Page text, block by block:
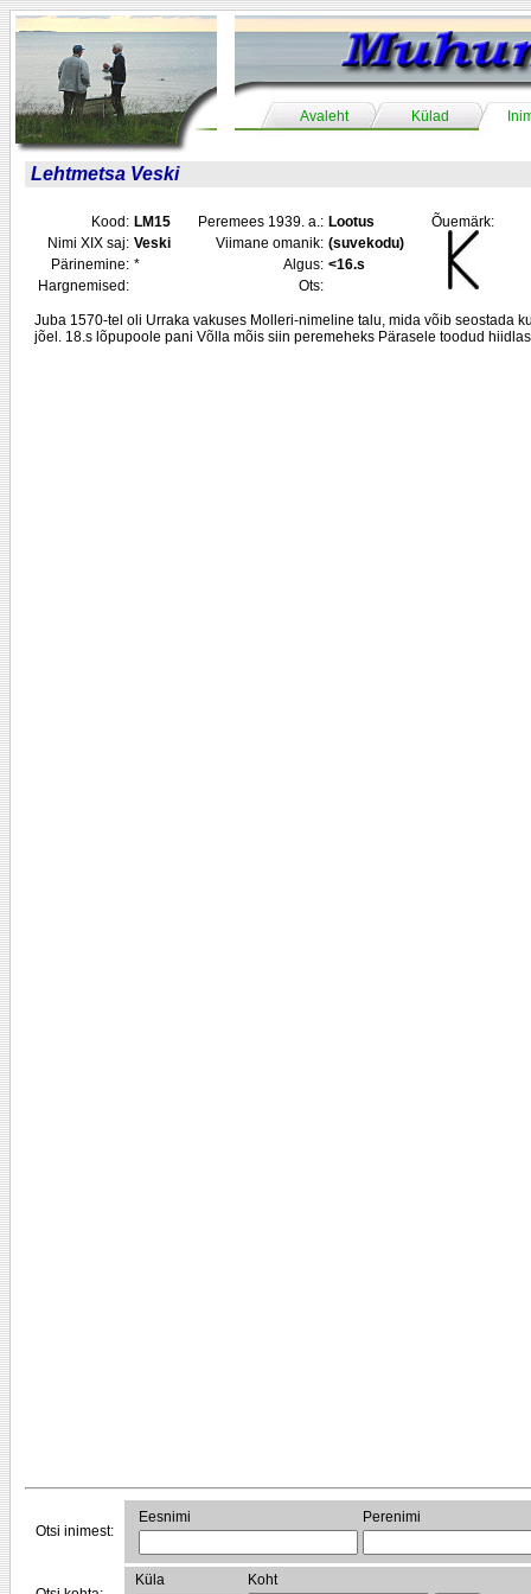
Avaleht Külad
Lehtmetsa Veski
Kood: LM15 Peremees 1939. a.: Lootus
Õuemärk:
Nimi XIX saj: Veski Viimane omanik: (suvekodu)
Pärinemine: * Algus: <16.s
Hargnemised:
Ots:
Juba 1570-tel oli Urraka vakuses Molleri-nimeline talu, mida võib seostada
jõel. 18.s lõpupoole pani Võlla mõis siin peremeheks Pärasele toodud
Otsi inimest:
Eesnimi Perenimi
Küla Koht